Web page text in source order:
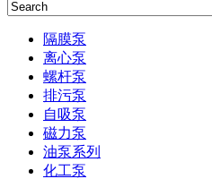
隔膜泵
离心泵
螺杆泵
排污泵
自吸泵
磁力泵
油泵系列
化工泵